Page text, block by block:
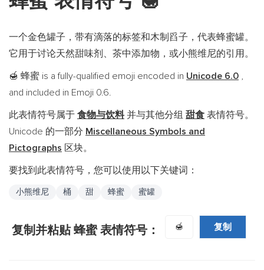
一个金色罐子，带有滴落的标签和木制舀子，代表蜂蜜罐。
它用于讨论天然甜味剂、茶中添加物，或小熊维尼的引用。
🍯 蜂蜜 is a fully-qualified emoji encoded in Unicode 6.0 ,
and included in Emoji 0.6.
此表情符号属于 食物与饮料并与其他分组 甜食 表情符号。
Unicode 的一部分 Miscellaneous Symbols and
Pictographs 区块。
要找到此表情符号，您可以使用以下关键词：
小熊维尼 桶 甜 蜂蜜 蜜罐
复制并粘贴 蜂蜜 表情符号： 🍯 复制